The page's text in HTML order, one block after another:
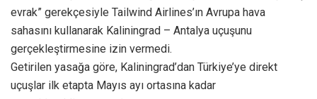
evrak” gerekçesiyle Tailwind Airlines’ın Avrupa hava
sahasını kullanarak Kaliningrad – Antalya uçuşunu
gerçekleştirmesine izin vermedi.
Getirilen yasağa göre, Kaliningrad’dan Türkiye’ye direkt
uçuşlar ilk etapta Mayıs ayı ortasına kadar